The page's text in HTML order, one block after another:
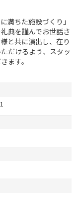
満ちた施設づくり」
典を謹んでお世話さ
と共に演出し、在り
だけるよう、スタッ
ます。